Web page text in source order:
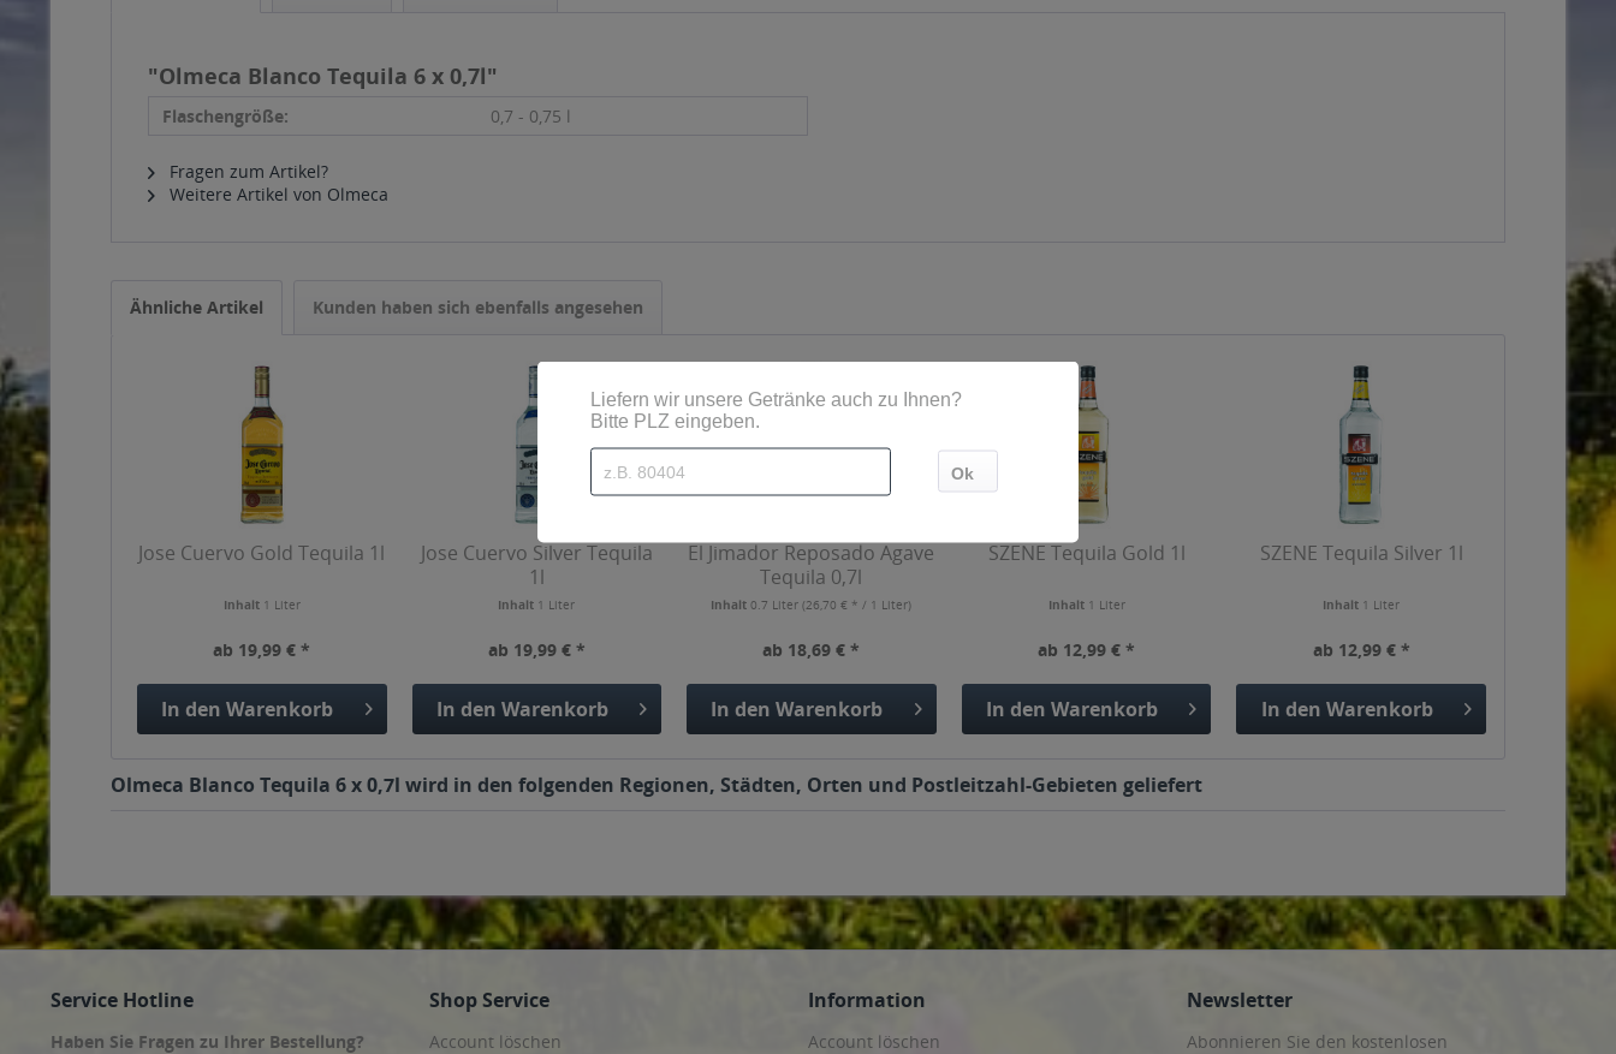
"Olmeca Blanco Tequila 6 x 0,7l"
Flaschengröße: 0,7 - 0,75 l
Fragen zum Artikel?
Weitere Artikel von Olmeca
Ähnliche Artikel Kunden haben sich ebenfalls angesehen
Jose Cuervo Gold Tequila 1l
Inhalt 1 Liter
ab 19,99 € *
In den Warenkorb
Jose Cuervo Silver Tequila
1l
Inhalt 1 Liter
ab 19,99 € *
In den Warenkorb
El Jimador Reposado Agave
Tequila 0,7l
Inhalt0.7 Liter(26,70 € * / 1 Liter)
ab 18,69 € *
In den Warenkorb
SZENE Tequila Gold 1l
Inhalt 1 Liter
ab 12,99 € *
In den Warenkorb
SZENE Tequila Silver 1l
Inhalt 1 Liter
ab 12,99 € *
In den Warenkorb
Olmeca Blanco Tequila 6 x 0,7l wird in den folgenden Regionen, Städten, Orten und Postleitzahl-Gebieten geliefert
Service Hotline
Haben Sie Fragen zu Ihrer Bestellung?
Shop Service
Account löschen
Information
Account löschen
Newsletter
Abonnieren Sie den kostenlosen